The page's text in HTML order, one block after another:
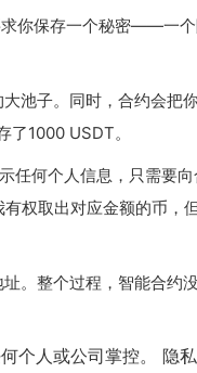
你保存一个秘密——一
池子。同时，合约会把
了1000 USDT。
任何个人信息，只需要
权取出对应金额的币，
。整个过程，智能合约
个人或公司掌控。 隐